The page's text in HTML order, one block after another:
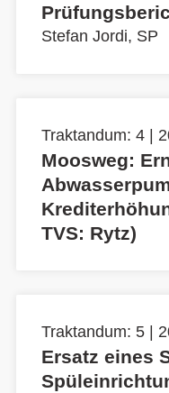
Stefan Jordi, SP
Traktandum: 4 |
Moosweg:
TVS: Rytz)
Traktandum: 5 |
Ersatz eines